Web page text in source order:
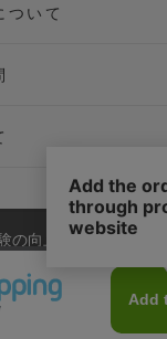
ついて
個人情報保
の向上およびコンテン
的としてCookieを使
れた場合、Cookieの
イバシーポリシーをご